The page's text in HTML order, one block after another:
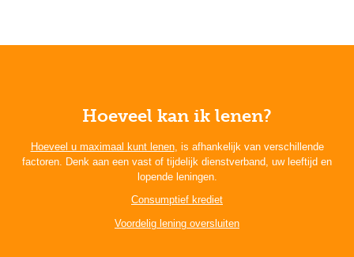
Hoeveel kan ik lenen?
Hoeveel u maximaal kunt lenen, is afhankelijk van verschillende
factoren. Denk aan een vast of tijdelijk dienstverband, uw leeftijd en
lopende leningen.
Consumptief krediet
Voordelig lening oversluiten